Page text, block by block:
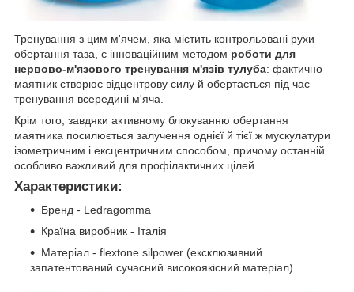
Тренування з цим м'ячем, яка містить контрольовані рухи
обертання таза, є інноваційним методом роботи для
нервово-м'язового тренування м'язів тулуба: фактично
маятник створює відцентрову силу й обертається під час
тренування всередині м'яча.
Крім того, завдяки активному блокуванню обертання
маятника посилюється залучення однієї й тієї ж мускулатури
ізометричним і ексцентричним способом, причому останній
особливо важливий для профілактичних цілей.
Характеристики:
Бренд - Ledragomma
Країна виробник - Італія
Матеріал - flextone silpower (ексклюзивний
запатентований сучасний високоякісний матеріал)